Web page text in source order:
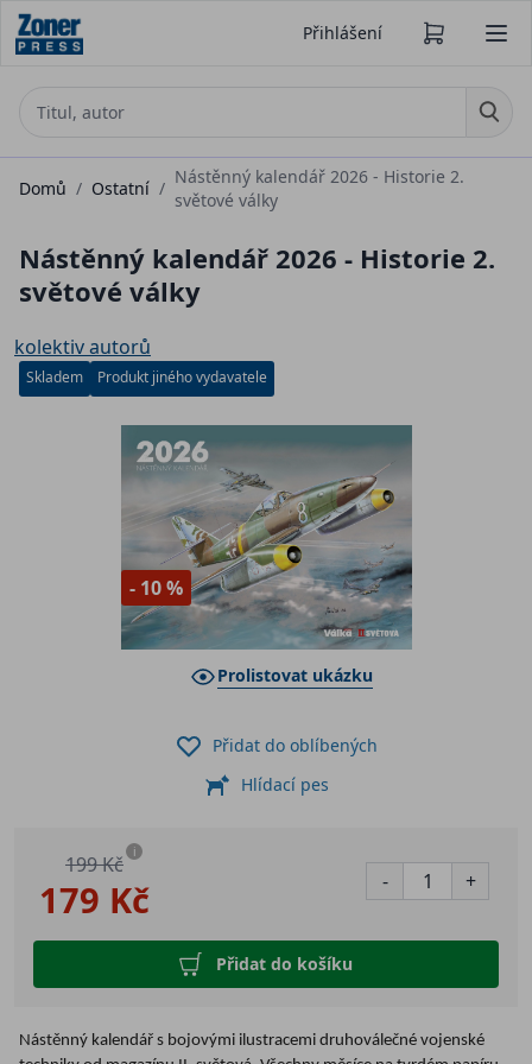
Přihlášení
Domů / Ostatní /
Nástěnný kalendář 2026 - Historie 2.
světové války
Nástěnný kalendář 2026 - Historie 2.
světové války
kolektiv autorů
Skladem Produkt jiného vydavatele
- 10 %
Prolistovat ukázku
179 Kč
199 Kč i
- +
Přidat do košíku
Přidat do oblíbených
Hlídací pes
Nástěnný kalendář s bojovými ilustracemi druhoválečné vojenské